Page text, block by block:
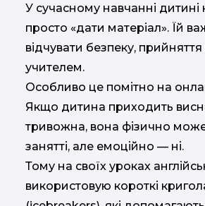
У сучасному навчанні дитині
просто «дати матеріал». Їй
відчувати безпеку, прийняття
учителем.
Особливо це помітно на
Якщо дитина приходить
тривожна, вона фізично
занятті, але емоційно — ні.
Тому на своїх уроках
використовую короткі